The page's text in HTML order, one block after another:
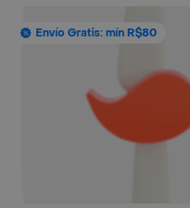
Envío Gratis: mín R$80